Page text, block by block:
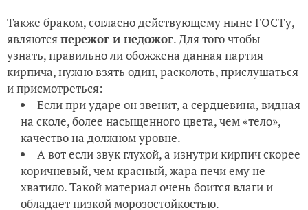
Также браком, согласно действующему ныне ГОСТу,
являютсяпережог и недожог. Для того чтобы
узнать, правильно ли обожжена данная партия
кирпича, нужно взять один, расколоть, прислушаться
и присмотреться:
Если при ударе он звенит, а сердцевина, видная
на сколе, более насыщенного цвета, чем «тело»,
качество на должном уровне.
А вот если звук глухой, а изнутри кирпич скорее
коричневый, чем красный, жара печи ему не
хватило. Такой материал очень боится влаги и
обладает низкой морозостойкостью.